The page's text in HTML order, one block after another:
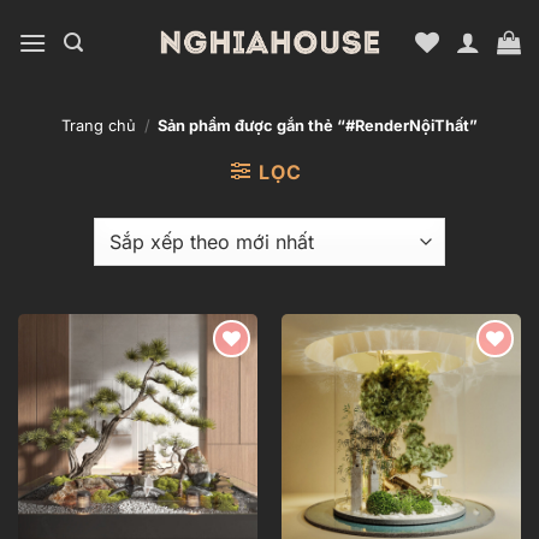
qua
Trang chủ / Sản phẩm được gắn thẻ “#RenderNộiThất”
LỌC
wishlist
Add to